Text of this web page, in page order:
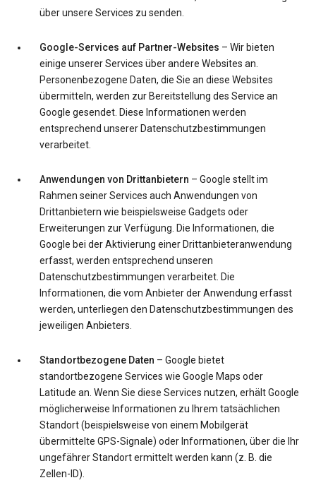
über unsere Services zu senden.
Google-Services auf Partner-Websites – Wir bieten
einige unserer Services über andere Websites an.
Personenbezogene Daten, die Sie an diese Websites
übermitteln, werden zur Bereitstellung des Service an
Google gesendet. Diese Informationen werden
entsprechend unserer Datenschutzbestimmungen
verarbeitet.
Anwendungen von Drittanbietern – Google stellt im
Rahmen seiner Services auch Anwendungen von
Drittanbietern wie beispielsweise Gadgets oder
Erweiterungen zur Verfügung. Die Informationen, die
Google bei der Aktivierung einer Drittanbieteranwendung
erfasst, werden entsprechend unseren
Datenschutzbestimmungen verarbeitet. Die
Informationen, die vom Anbieter der Anwendung erfasst
werden, unterliegen den Datenschutzbestimmungen des
jeweiligen Anbieters.
Standortbezogene Daten – Google bietet
standortbezogene Services wie Google Maps oder
Latitude an. Wenn Sie diese Services nutzen, erhält Google
möglicherweise Informationen zu Ihrem tatsächlichen
Standort (beispielsweise von einem Mobilgerät
übermittelte GPS-Signale) oder Informationen, über die Ihr
ungefährer Standort ermittelt werden kann (z. B. die
Zellen-ID).